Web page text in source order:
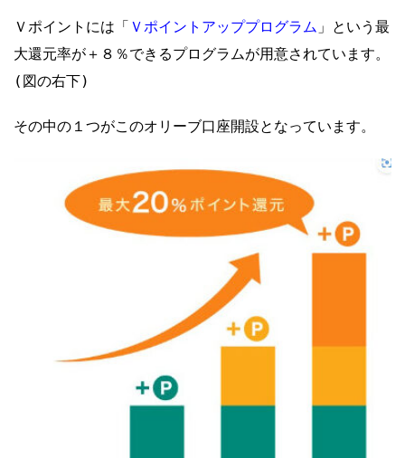
Ｖポイントには「 Ｖポイントアッププログラム 」という最
大還元率が＋８％できるプログラムが用意されています。
(図の右下)
その中の１つがこのオリーブ口座開設となっています。